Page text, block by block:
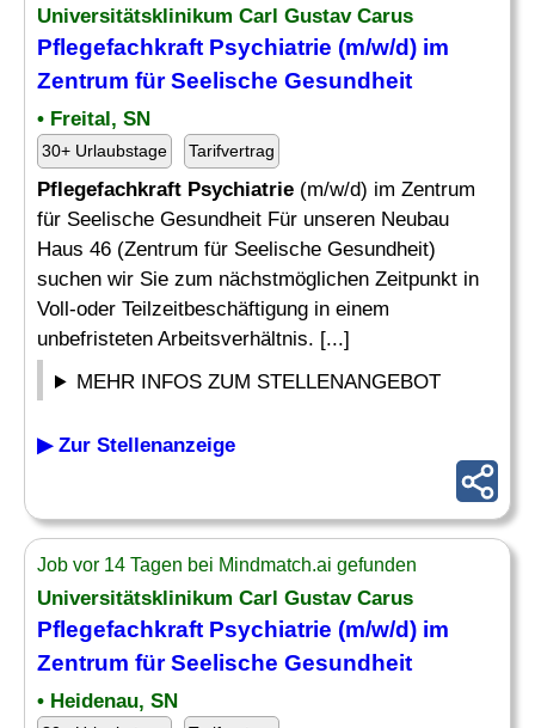
Universitätsklinikum Carl Gustav Carus
Pflegefachkraft Psychiatrie (m/w/d) im
Zentrum für Seelische Gesundheit
• Freital, SN
30+ Urlaubstage Tarifvertrag
Pflegefachkraft Psychiatrie (m/w/d) im Zentrum
für Seelische Gesundheit Für unseren Neubau
Haus 46 (Zentrum für Seelische Gesundheit)
suchen wir Sie zum nächstmöglichen Zeitpunkt in
Voll-oder Teilzeitbeschäftigung in einem
unbefristeten Arbeitsverhältnis. [...]
MEHR INFOS ZUM STELLENANGEBOT
▶ Zur Stellenanzeige
Job vor 14 Tagen bei Mindmatch.ai gefunden
Universitätsklinikum Carl Gustav Carus
Pflegefachkraft Psychiatrie (m/w/d) im
Zentrum für Seelische Gesundheit
• Heidenau, SN